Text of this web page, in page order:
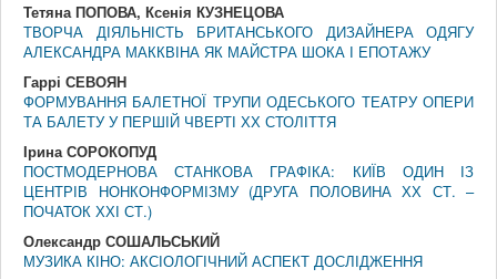
Тетяна ПОПОВА, Ксенія КУЗНЕЦОВА
ТВОРЧА ДІЯЛЬНІСТЬ БРИТАНСЬКОГО ДИЗАЙНЕРА ОДЯГУ
АЛЕКСАНДРА МАККВІНА ЯК МАЙСТРА ШОКА І ЕПОТАЖУ
Гаррі СЕВОЯН
ФОРМУВАННЯ БАЛЕТНОЇ ТРУПИ ОДЕСЬКОГО ТЕАТРУ ОПЕРИ
ТА БАЛЕТУ У ПЕРШІЙ ЧВЕРТІ ХХ СТОЛІТТЯ
Ірина СОРОКОПУД
ПОСТМОДЕРНОВА СТАНКОВА ГРАФІКА: КИЇВ ОДИН ІЗ
ЦЕНТРІВ НОНКОНФОРМІЗМУ (ДРУГА ПОЛОВИНА ХХ СТ. –
ПОЧАТОК ХХІ СТ.)
Олександр СОШАЛЬСЬКИЙ
МУЗИКА КІНО: АКСІОЛОГІЧНИЙ АСПЕКТ ДОСЛІДЖЕННЯ